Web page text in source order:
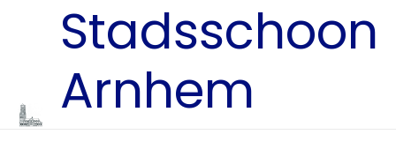
Stadsschoon
Arnhem